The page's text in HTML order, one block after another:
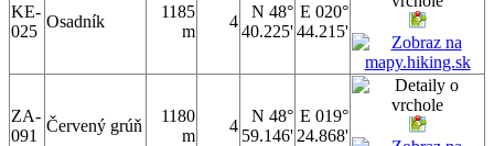
KE-
025
Osadník
1185
m
4
N 48°
40.225'
E 020°
44.215'
ZA-
091
Červený grúň
1180
m
4
N 48°
59.146'
E 019°
24.868'